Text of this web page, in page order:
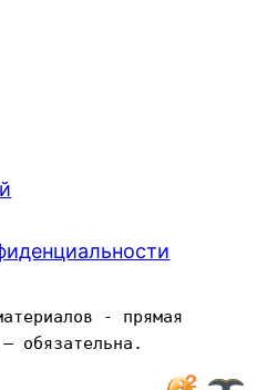
- прямая
— обязательна.